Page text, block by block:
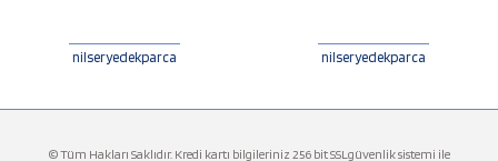
nilseryedekparca nilseryedekparca
© Tüm Hakları Saklıdır. Kredi kartı bilgileriniz 256 bit SSLgüvenlik sistemi ile